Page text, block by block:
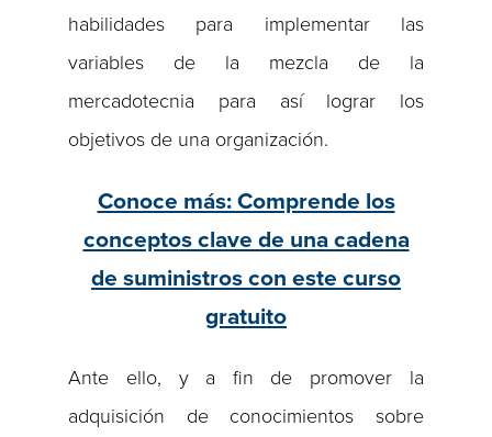
habilidades para implementar las
variables de la mezcla de la
mercadotecnia para así lograr los
objetivos de una organización.
Conoce más: Comprende los
conceptos clave de una cadena
de suministros con este curso
gratuito
Ante ello, y a fin de promover la
adquisición de conocimientos sobre